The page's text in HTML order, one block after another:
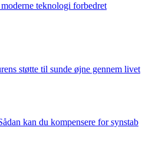
teknologi forbedret
støtte til sunde øjne gennem livet
kan du kompensere for synstab